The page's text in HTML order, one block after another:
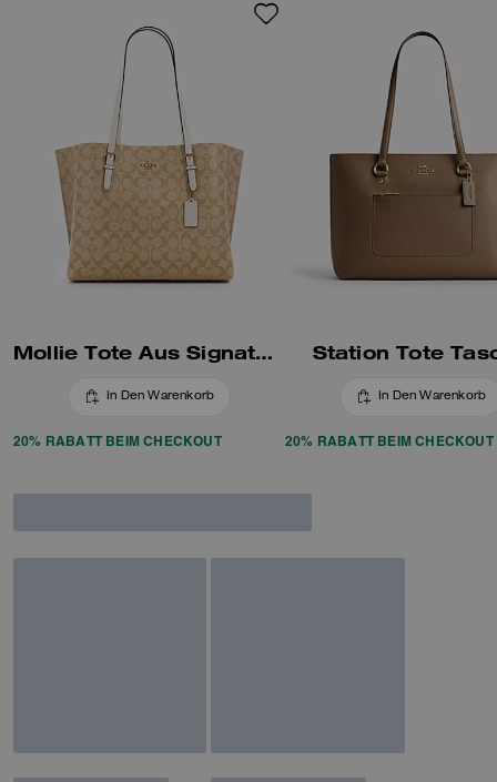
Gegenstände sicher
aufzubewahren. Abnehmbare
Anhänger sorgen für einen
Mollie Tote Aus Signature-Canvas
In Den Warenkorb
20% RABATT BEIM CHECKOUT
Station Tote
In Den Warenkorb
20% RABATT BEIM CHECKOUT